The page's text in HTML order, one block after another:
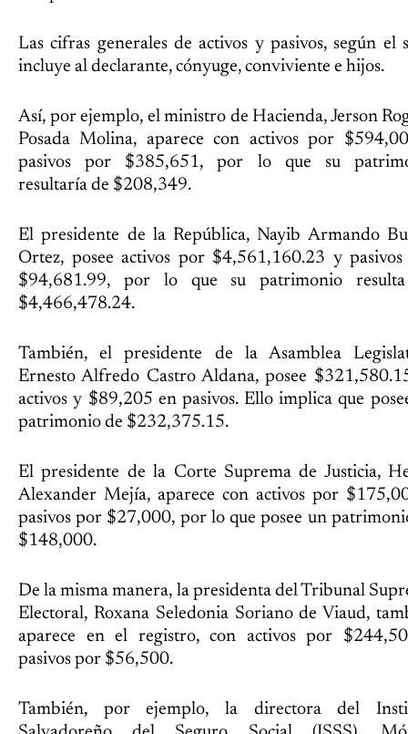
Las cifras generales de activos y pasivos, según el
incluye al declarante, cónyuge, conviviente e hijos.
Así, por ejemplo, el ministro de Hacienda, Jerson
Posada Molina, aparece con activos por
pasivos por $385,651, por lo que su
resultaría de $208,349.
El presidente de la República, Nayib Armando
Ortez, posee activos por $4,561,160.23 y
$94,681.99, por lo que su patrimonio
$4,466,478.24.
También, el presidente de la Asamblea
Ernesto Alfredo Castro Aldana, posee
activos y $89,205 en pasivos. Ello implica que
patrimonio de $232,375.15.
El presidente de la Corte Suprema de Justicia,
Alexander Mejía, aparece con activos por
pasivos por $27,000, por lo que posee un
$148,000.
De la misma manera, la presidenta del Tribunal
Electoral, Roxana Seledonia Soriano de Viaud,
aparece en el registro, con activos por
pasivos por $56,500.
También, por ejemplo, la directora del